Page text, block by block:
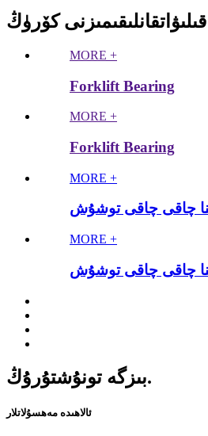
كۆرۈڭ
MORE +
Forklift Bearing
MORE +
Forklift Bearing
MORE +
چاقى چاقى توشۇش
MORE +
چاقى چاقى توشۇش
بىزگە تونۇشتۇرۇڭ.
ئالاھىدە مەھسۇلاتلار